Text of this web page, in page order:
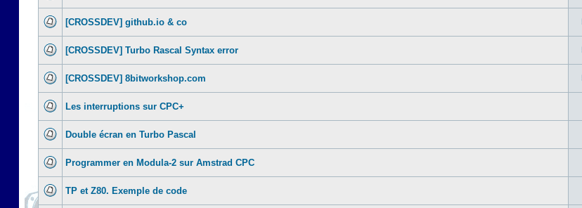
[CROSSDEV] github.io & co
[CROSSDEV] Turbo Rascal Syntax error
[CROSSDEV] 8bitworkshop.com
Les interruptions sur CPC+
Double écran en Turbo Pascal
Programmer en Modula-2 sur Amstrad CPC
TP et Z80. Exemple de code